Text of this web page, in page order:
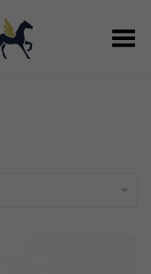
Basculer le menu